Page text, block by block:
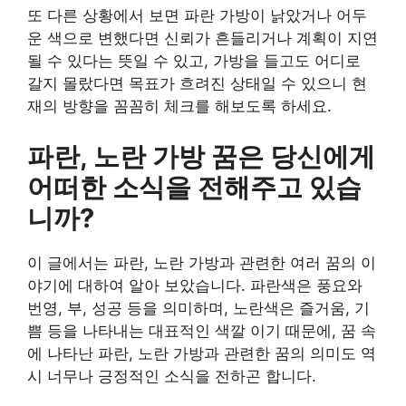
또 다른 상황에서 보면 파란 가방이 낡았거나 어두
운 색으로 변했다면 신뢰가 흔들리거나 계획이 지연
될 수 있다는 뜻일 수 있고, 가방을 들고도 어디로
갈지 몰랐다면 목표가 흐려진 상태일 수 있으니 현
재의 방향을 꼼꼼히 체크를 해보도록 하세요.
파란, 노란 가방 꿈은 당신에게
어떠한 소식을 전해주고 있습
니까?
이 글에서는 파란, 노란 가방과 관련한 여러 꿈의 이
야기에 대하여 알아 보았습니다. 파란색은 풍요와
번영, 부, 성공 등을 의미하며, 노란색은 즐거움, 기
쁨 등을 나타내는 대표적인 색깔 이기 때문에, 꿈 속
에 나타난 파란, 노란 가방과 관련한 꿈의 의미도 역
시 너무나 긍정적인 소식을 전하곤 합니다.